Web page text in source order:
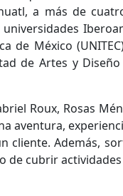
a más de
de México
de Artes y
Roux, Rosas
aventura,
cliente. Además,
de cubrir